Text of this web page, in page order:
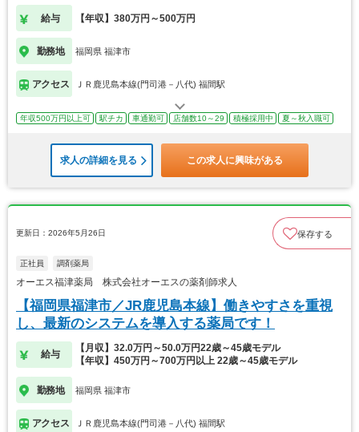
す
給与 【年収】380万円～500万円
勤務地 福岡県 福津市
アクセス ＪＲ鹿児島本線(門司港－八代) 福間駅
年収500万円以上可 駅チカ 車通勤可 店舗数10～29 積極採用中 夏～秋入職可
求人の詳細を見る この求人に興味がある
更新日：2026年5月26日 保存する
正社員 調剤薬局
オーエス福津薬局 株式会社オーエスの薬剤師求人
【福岡県福津市／JR鹿児島本線】働きやすさを重視
し、最新のシステムを導入する薬局です！
給与
【月収】32.0万円～50.0万円22歳～45歳モデル
【年収】450万円～700万円以上 22歳～45歳モデル
勤務地 福岡県 福津市
アクセス ＪＲ鹿児島本線(門司港－八代) 福間駅